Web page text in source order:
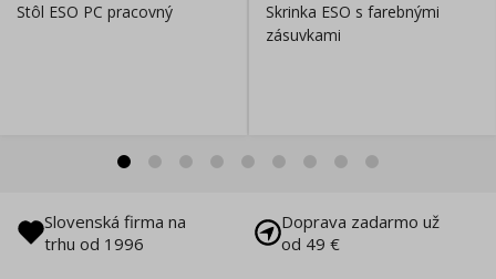
Stôl ESO PC pracovný
Skrinka ESO s farebnými
zásuvkami
Slovenská firma na
trhu od 1996
Doprava zadarmo už
od 49 €